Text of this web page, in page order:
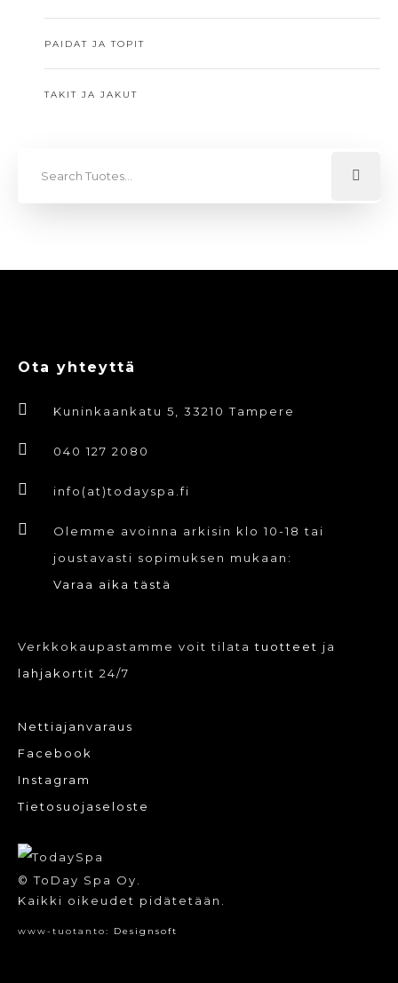
PAIDAT JA TOPIT
TAKIT JA JAKUT
Ota yhteyttä
Kuninkaankatu 5, 33210 Tampere
040 127 2080
info(at)todayspa.fi
Olemme avoinna arkisin klo 10-18 tai
joustavasti sopimuksen mukaan:
Varaa aika tästä
Verkkokaupastamme voit tilatatuotteet ja
lahjakortit 24/7
Nettiajanvaraus
Facebook
Instagram
Tietosuojaseloste
© ToDay Spa Oy.
Kaikki oikeudet pidätetään.
www-tuotanto: Designsoft